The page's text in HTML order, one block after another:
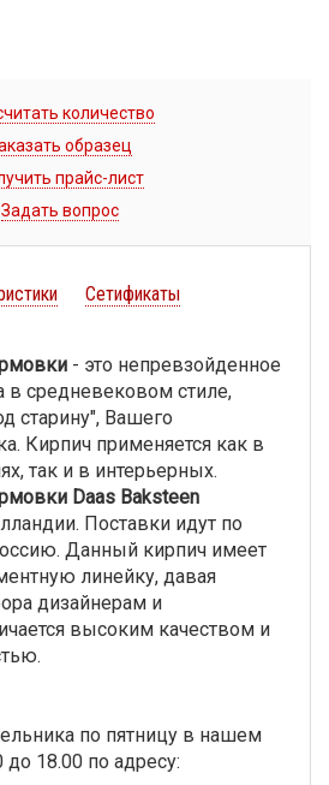
количество
образец
прайс-лист
Задать вопрос
Сетификаты
- это непревзойденное
средневековом стиле,
старину", Вашего
Кирпич применяется как в
так и в интерьерных.
Daas Baksteen
Поставки идут по
Данный кирпич имеет
линейку, давая
дизайнерам и
высоким качеством и
по пятницу в нашем
18.00 по адресу: